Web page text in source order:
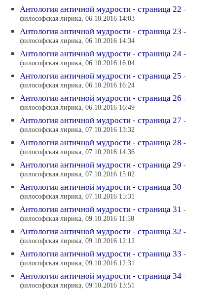
Антология античной мудрости - страница 22 -
философская лирика, 06.10.2016 14:03
Антология античной мудрости - страница 23 -
философская лирика, 06.10.2016 14:34
Антология античной мудрости - страница 24 -
философская лирика, 06.10.2016 16:04
Антология античной мудрости - страница 25 -
философская лирика, 06.10.2016 16:24
Антология античной мудрости - страница 26 -
философская лирика, 06.10.2016 16:49
Антология античной мудрости - страница 27 -
философская лирика, 07.10.2016 13:32
Антология античной мудрости - страница 28 -
философская лирика, 07.10.2016 14:36
Антология античной мудрости - страница 29 -
философская лирика, 07.10.2016 15:02
Антология античной мудрости - страница 30 -
философская лирика, 07.10.2016 15:31
Антология античной мудрости - страница 31 -
философская лирика, 09.10.2016 11:58
Антология античной мудрости - страница 32 -
философская лирика, 09.10.2016 12:12
Антология античной мудрости - страница 33 -
философская лирика, 09.10.2016 12:31
Антология античной мудрости - страница 34 -
философская лирика, 09.10.2016 13:51